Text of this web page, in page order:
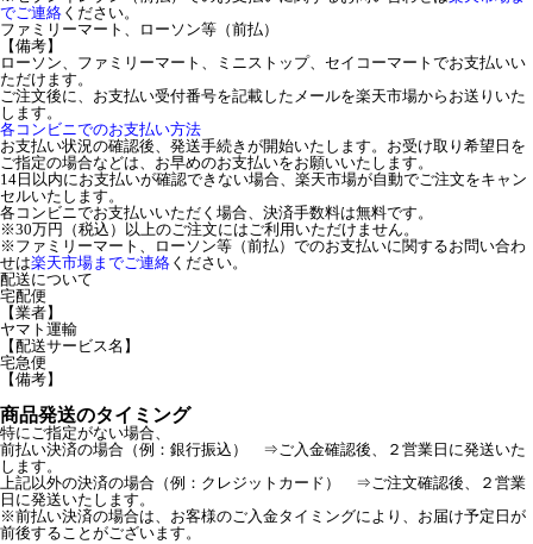
でご連絡 ください。
ファミリーマート、ローソン等（前払）
【備考】
ローソン、ファミリーマート、ミニストップ、セイコーマートでお支払いい
ただけます。
ご注文後に、お支払い受付番号を記載したメールを楽天市場からお送りいた
します。
各コンビニでのお支払い方法
お支払い状況の確認後、発送手続きが開始いたします。お受け取り希望日を
ご指定の場合などは、お早めのお支払いをお願いいたします。
14日以内にお支払いが確認できない場合、楽天市場が自動でご注文をキャン
セルいたします。
各コンビニでお支払いいただく場合、決済手数料は無料です。
※30万円（税込）以上のご注文にはご利用いただけません。
※ファミリーマート、ローソン等（前払）でのお支払いに関するお問い合わ
せは楽天市場までご連絡 ください。
配送について
宅配便
【業者】
ヤマト運輸
【配送サービス名】
宅急便
【備考】
商品発送のタイミング
特にご指定がない場合、
前払い決済の場合（例：銀行振込） ⇒ご入金確認後、２営業日に発送いた
します。
上記以外の決済の場合（例：クレジットカード） ⇒ご注文確認後、２営業
日に発送いたします。
※前払い決済の場合は、お客様のご入金タイミングにより、お届け予定日が
前後することがございます。